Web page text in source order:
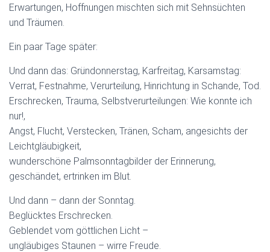
Erwartungen, Hoffnungen mischten sich mit Sehnsüchten
und Träumen.
Ein paar Tage später:
Und dann das: Gründonnerstag, Karfreitag, Karsamstag:
Verrat, Festnahme, Verurteilung, Hinrichtung in Schande, Tod.
Erschrecken, Trauma, Selbstverurteilungen: Wie konnte ich
nur!,
Angst, Flucht, Verstecken, Tränen, Scham, angesichts der
Leichtgläubigkeit,
wunderschöne Palmsonntagbilder der Erinnerung,
geschändet, ertrinken im Blut.
Und dann – dann der Sonntag.
Beglücktes Erschrecken.
Geblendet vom göttlichen Licht –
ungläubiges Staunen – wirre Freude.